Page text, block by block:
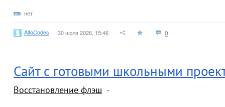
нет
AltoCodes 30 июля 2026, 15:46 0
Сайт с готовыми школьными
Восстановление флэш